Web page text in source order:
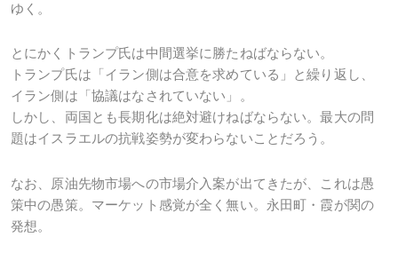
ゆく。
とにかくトランプ氏は中間選挙に勝たねばならない。
トランプ氏は「イラン側は合意を求めている」と繰り返し、
イラン側は「協議はなされていない」。
しかし、両国とも長期化は絶対避けねばならない。最大の問
題はイスラエルの抗戦姿勢が変わらないことだろう。
なお、原油先物市場への市場介入案が出てきたが、これは愚
策中の愚策。マーケット感覚が全く無い。永田町・霞が関の
発想。